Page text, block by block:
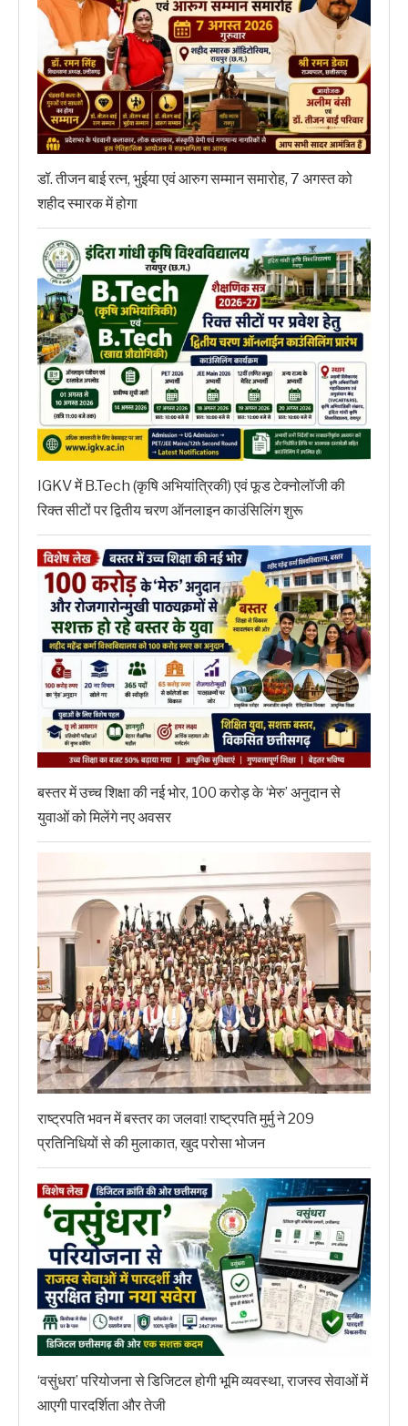
डॉ. तीजन बाई रत्न, भुईया एवं आरुग सम्मान समारोह, 7 अगस्त को
शहीद स्मारक में होगा
IGKV में B.Tech (कृषि अभियांत्रिकी) एवं फूड टेक्नोलॉजी की
रिक्त सीटों पर द्वितीय चरण ऑनलाइन काउंसिलिंग शुरू
बस्तर में उच्च शिक्षा की नई भोर, 100 करोड़ के ‘मेरु’ अनुदान से
युवाओं को मिलेंगे नए अवसर
राष्ट्रपति भवन में बस्तर का जलवा! राष्ट्रपति मुर्मु ने 209
प्रतिनिधियों से की मुलाकात, खुद परोसा भोजन
‘वसुंधरा’ परियोजना से डिजिटल होगी भूमि व्यवस्था, राजस्व सेवाओं में
आएगी पारदर्शिता और तेजी